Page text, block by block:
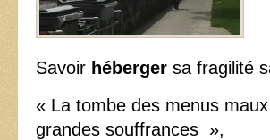
Savoir héberger sa fragilité
« La tombe des menus
grandes souffrances »,